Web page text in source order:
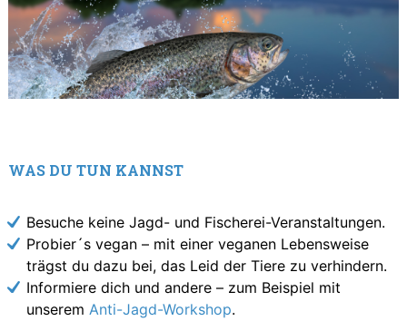
WAS DU TUN KANNST
Besuche keine Jagd- und Fischerei-Veranstaltungen.
Probier´s vegan – mit einer veganen Lebensweise
trägst du dazu bei, das Leid der Tiere zu verhindern.
Informiere dich und andere – zum Beispiel mit
unseremAnti-Jagd-Workshop.